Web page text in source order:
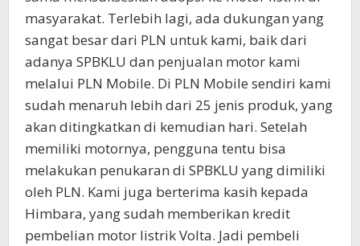
masyarakat. Terlebih lagi, ada dukungan yang
sangat besar dari PLN untuk kami, baik dari
adanya SPBKLU dan penjualan motor kami
melalui PLN Mobile. Di PLN Mobile sendiri kami
sudah menaruh lebih dari 25 jenis produk, yang
akan ditingkatkan di kemudian hari. Setelah
memiliki motornya, pengguna tentu bisa
melakukan penukaran di SPBKLU yang dimiliki
oleh PLN. Kami juga berterima kasih kepada
Himbara, yang sudah memberikan kredit
pembelian motor listrik Volta. Jadi pembeli